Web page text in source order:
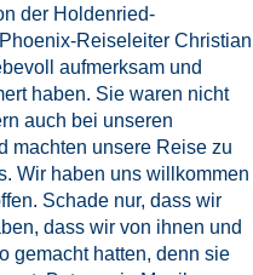
der Holdenried-
Reiseleiter Christian
aufmerksam und
haben. Sie waren nicht
auch bei unseren
machten unsere Reise zu
Wir haben uns willkommen
Schade nur, dass wir
dass wir von ihnen und
gemacht hatten, denn sie